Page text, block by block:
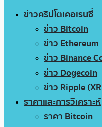
ข่าวคริปโตเคอเรนซี่
ข่าว Bitcoin
ข่าว Ethereum
ข่าว Binance
ข่าว Dogecoin
ข่าว Ripple
ราคาและการวิเคราะห์
ราคา Bitcoin